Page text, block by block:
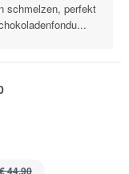
schmelzen, perfekt
€ 44,90